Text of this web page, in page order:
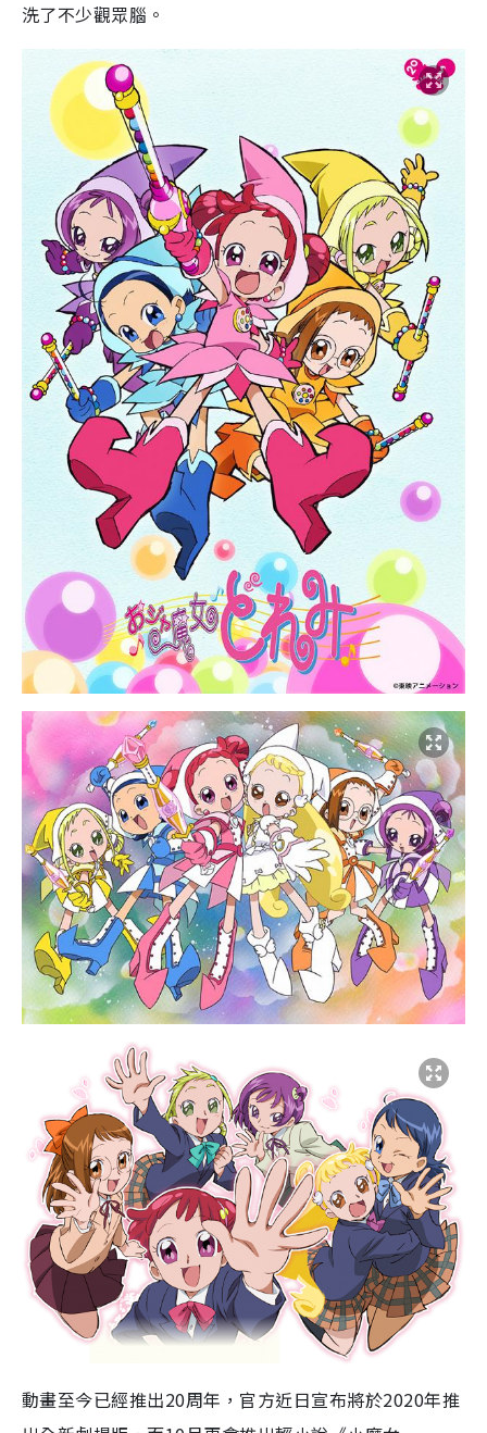
洗了不少觀眾腦。
動畫至今已經推出20周年， 官方近日宣布將於2020年推